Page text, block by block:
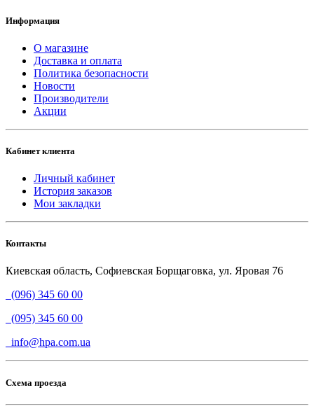
Информация
О магазине
Доставка и оплата
Политика безопасности
Новости
Производители
Акции
Кабинет клиента
Личный кабинет
История заказов
Мои закладки
Контакты
Киевская область, Софиевская Борщаговка, ул. Яровая 76
(096) 345 60 00
(095) 345 60 00
info@hpa.com.ua
Схема проезда